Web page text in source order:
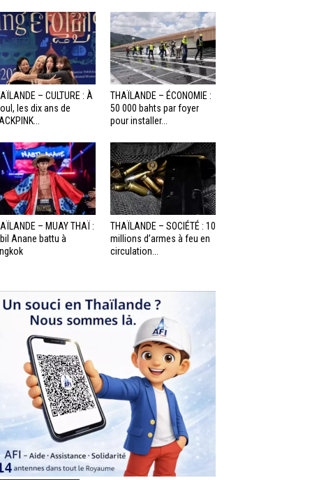
– CULTURE : À
les dix ans de
THAÏLANDE – ÉCONOMIE :
50 000 bahts par foyer
pour installer...
– MUAY THAÏ :
Anane battu à
THAÏLANDE – SOCIÉTÉ : 10
millions d’armes à feu en
circulation...